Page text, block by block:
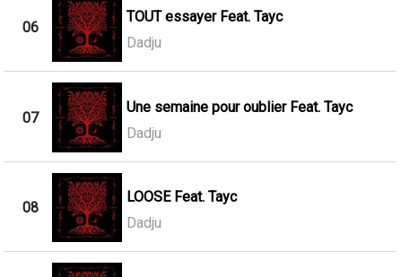
06
TOUT essayer Feat. Tayc
Dadju
07
Une semaine pour oublier Feat. Tayc
Dadju
08
LOOSE Feat. Tayc
Dadju